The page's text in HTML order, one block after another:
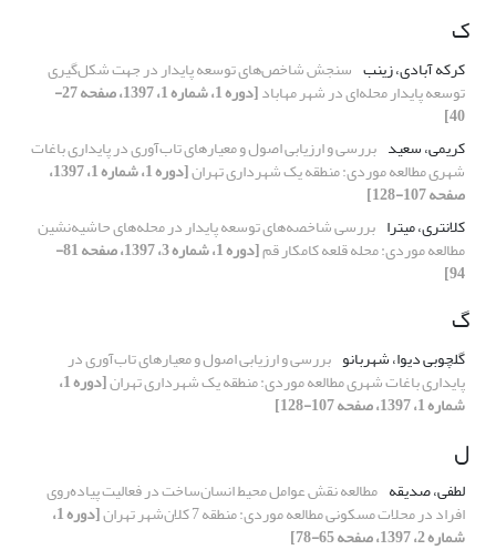
ک
کرکه آبادی، زینب سنجش شاخص‌های توسعه پایدار در جهت شکل‌گیری
توسعه پایدار محله‌ای در شهر مهاباد [دوره 1، شماره 1، 1397، صفحه 27-
40]
کریمی، سعید بررسی و ارزیابی اصول و معیارهای تاب‌آوری در پایداری باغات
شهری مطالعه موردی: منطقه یک شهرداری تهران [دوره 1، شماره 1، 1397،
صفحه 107-128]
کلانتری، میترا بررسی شاخصه‌های توسعه پایدار در محله‌های حاشیه‌نشین
مطالعه موردی: محله قلعه کامکار قم [دوره 1، شماره 3، 1397، صفحه 81-
94]
گ
گلچوبی دیوا، شهربانو بررسی و ارزیابی اصول و معیارهای تاب‌آوری در
پایداری باغات شهری مطالعه موردی: منطقه یک شهرداری تهران [دوره 1،
شماره 1، 1397، صفحه 107-128]
ل
لطفی، صدیقه مطالعه نقش عوامل محیط انسان‌ساخت در فعالیت پیاده‌روی
افراد در محلات مسکونی مطالعه موردی: منطقه 7 کلان‌شهر تهران [دوره 1،
شماره 2، 1397، صفحه 65-78]